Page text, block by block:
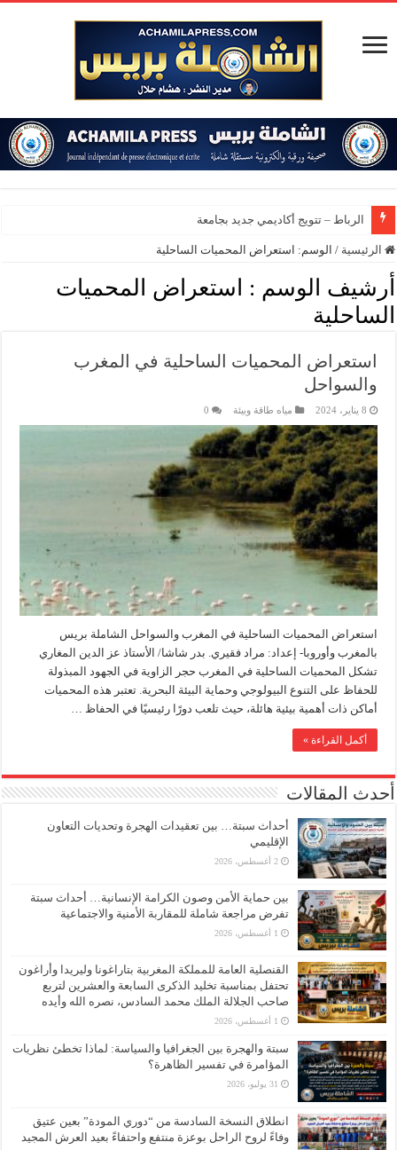
الرباط – تتويج أكاديمي جديد بجامعة محمد ال
الرئيسية / الوسم: استعراض المحميات الساحلية
أرشيف الوسم :
استعراض المحميات
الساحلية
استعراض المحميات الساحلية في المغرب
والسواحل
8 يناير، 2024 مياه طاقة وبيئة 0
استعراض المحميات الساحلية في المغرب والسواحل الشاملة بريس
بالمغرب وأوروبا- إعداد: مراد فقيري. بدر شاشا/ الأستاذ عز الدين المغاري
تشكل المحميات الساحلية في المغرب حجر الزاوية في الجهود المبذولة
للحفاظ على التنوع البيولوجي وحماية البيئة البحرية. تعتبر هذه المحميات
أماكن ذات أهمية بيئية هائلة، حيث تلعب دورًا رئيسيًا في الحفاظ …
أكمل القراءة »
أحدث المقالات
أحداث سبتة… بين تعقيدات الهجرة وتحديات التعاون
الإقليمي
2 أغسطس، 2026
بين حماية الأمن وصون الكرامة الإنسانية… أحداث سبتة
تفرض مراجعة شاملة للمقاربة الأمنية والاجتماعية
1 أغسطس، 2026
القنصلية العامة للمملكة المغربية بتاراغونا وليريدا وأراغون
تحتفل بمناسبة تخليد الذكرى السابعة والعشرين لتربع
صاحب الجلالة الملك محمد السادس، نصره الله وأيده
1 أغسطس، 2026
سبتة والهجرة بين الجغرافيا والسياسة: لماذا تخطئ نظريات
المؤامرة في تفسير الظاهرة؟
31 يوليو، 2026
انطلاق النسخة السادسة من “دوري المودة” بعين عتيق
وفاءً لروح الراحل بوعزة منتفع واحتفاءً بعيد العرش المجيد